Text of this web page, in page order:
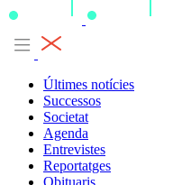
Últimes notícies
Successos
Societat
Agenda
Entrevistes
Reportatges
Obituaris